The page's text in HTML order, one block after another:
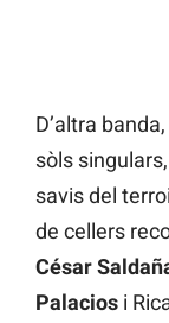
D’altra
sòls
savis del
de cellers
César
Palacios i